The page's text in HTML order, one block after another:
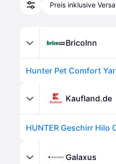
Preis inklusive
BricoInn
Hunter Pet Comfort
Kaufland.de
HUNTER Geschirr Hilo
Galaxus